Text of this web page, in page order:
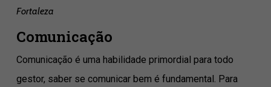
Fortaleza
Comunicação
Comunicação é uma habilidade primordial para todo
gestor, saber se comunicar bem é fundamental. Para